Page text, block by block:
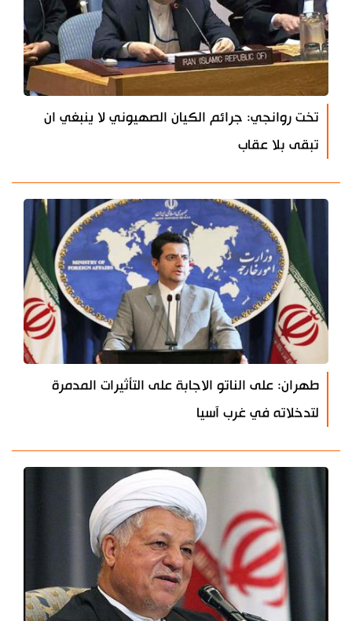
تخت روانجي: جرائم الكيان الصهيوني لا ينبغي ان
تبقى بلا عقاب
طهران: على الناتو الاجابة على التأثيرات المدمرة
لتدخلاته في غرب آسيا